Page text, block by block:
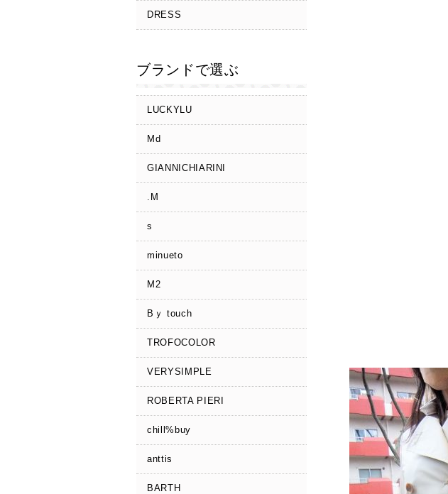
DRESS
ブランドで選ぶ
LUCKYLU
Md
GIANNICHIARINI
.M
s
minueto
M2
Bｙ touch
TROFOCOLOR
VERYSIMPLE
ROBERTA PIERI
chill%buy
anttis
BARTH